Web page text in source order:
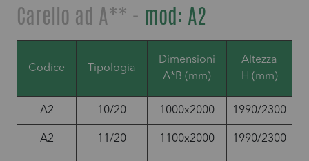
Carello ad A** - mod: A2
Codice Tipologia
Dimensioni
A*B (mm)
Altezza
H (mm)
A2 10/20 1000x2000 1990/2300
A2 11/20 1100x2000 1990/2300